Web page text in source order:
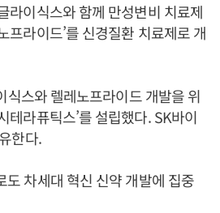
라이식스와 함께 만성변비 치료제
프라이드’를 신경질환 치료제로 개
식스와 렐레노프라이드 개발을 위
테라퓨틱스’를 설립했다. SK바이
한다.
도 차세대 혁신 신약 개발에 집중